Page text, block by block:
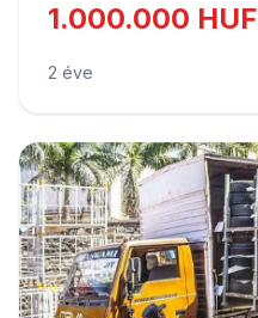
1.000.000 HUF
2 éve